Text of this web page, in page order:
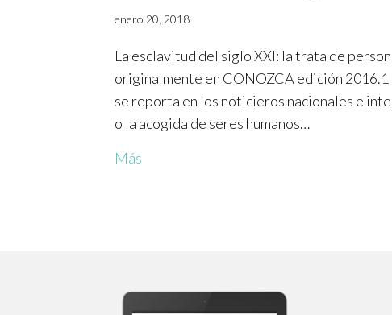
enero 20, 2018
La esclavitud del siglo XXI: la trata de
originalmente en CONOZCA edición 2016.1
se reporta en los noticieros nacionales e
o la acogida de seres humanos…
Más